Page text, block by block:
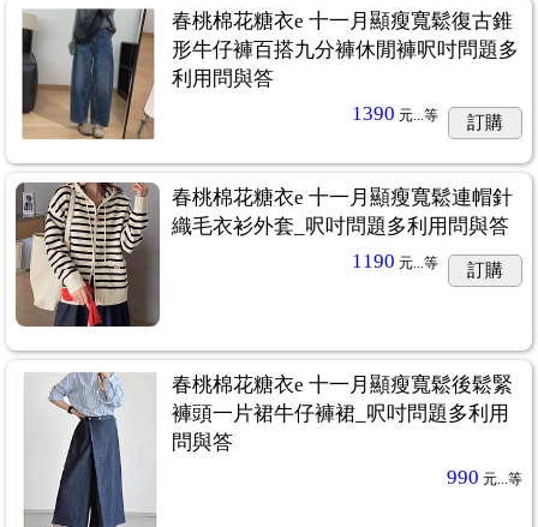
春桃棉花糖衣e 十一月顯瘦寬鬆復古錐
形牛仔褲百搭九分褲休閒褲呎吋問題多
利用問與答
1390 元... 等 訂購
春桃棉花糖衣e 十一月顯瘦寬鬆連帽針
織毛衣衫外套_呎吋問題多利用問與答
1190 元...等 訂購
春桃棉花糖衣e 十一月顯瘦寬鬆後鬆緊
褲頭一片裙牛仔褲裙_呎吋問題多利用
問與答
990 元...等